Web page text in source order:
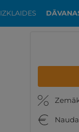
IZKLAIDES